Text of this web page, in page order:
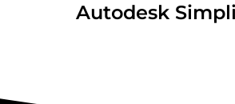
Autodesk